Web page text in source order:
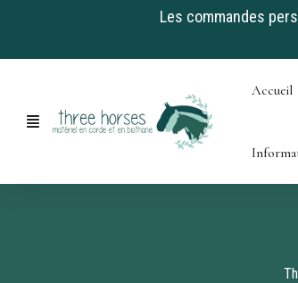
Les commandes
content
Accueil